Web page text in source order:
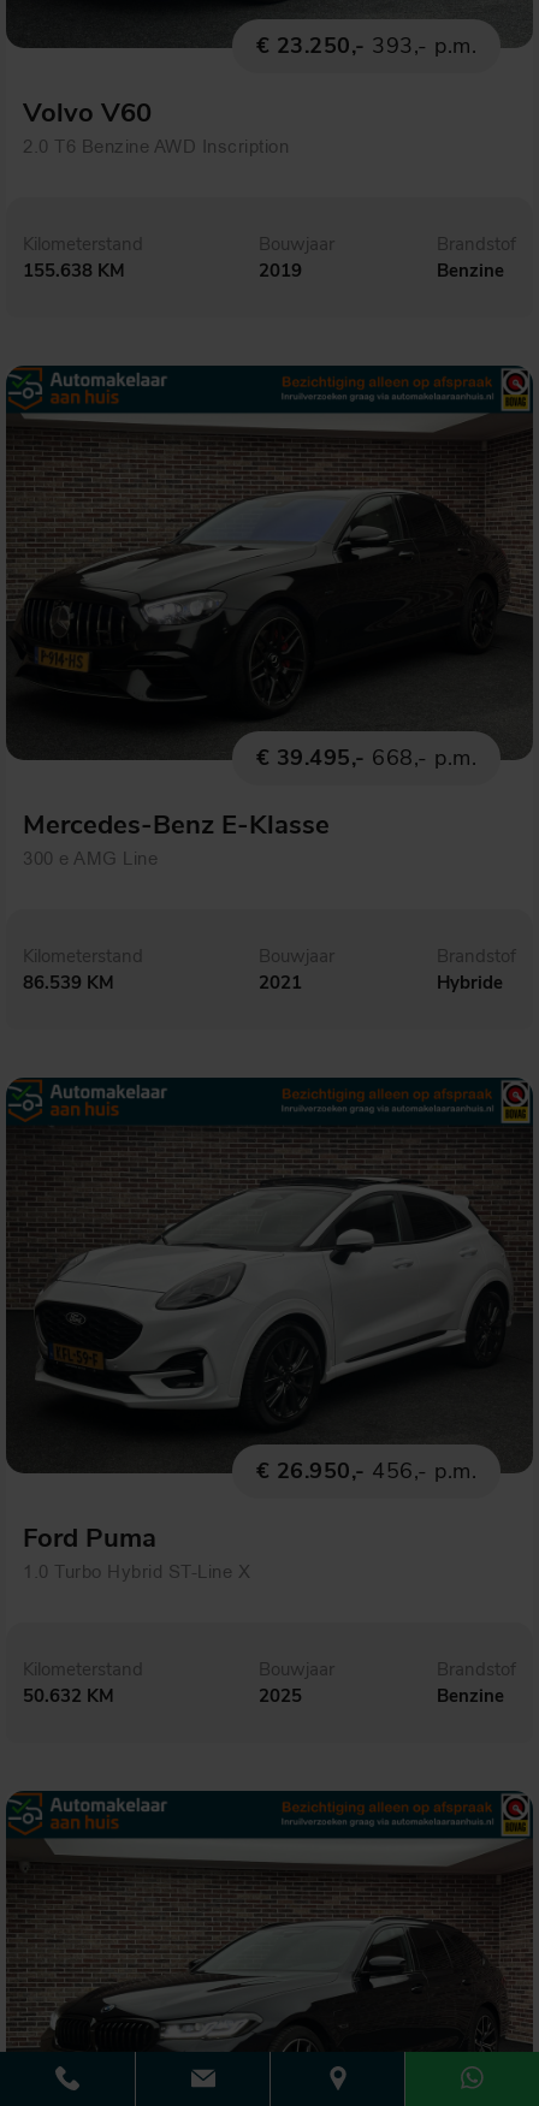
€ 23.250,- 393,- p.m.
Volvo V60
2.0 T6 Benzine AWD Inscription
Kilometerstand
155.638 KM
Bouwjaar
2019
Brandstof
Benzine
€ 39.495,- 668,- p.m.
Mercedes-Benz E-Klasse
300 e AMG Line
Kilometerstand
86.539 KM
Bouwjaar
2021
Brandstof
Hybride
€ 26.950,- 456,- p.m.
Ford Puma
1.0 Turbo Hybrid ST-Line X
Kilometerstand
50.632 KM
Bouwjaar
2025
Brandstof
Benzine